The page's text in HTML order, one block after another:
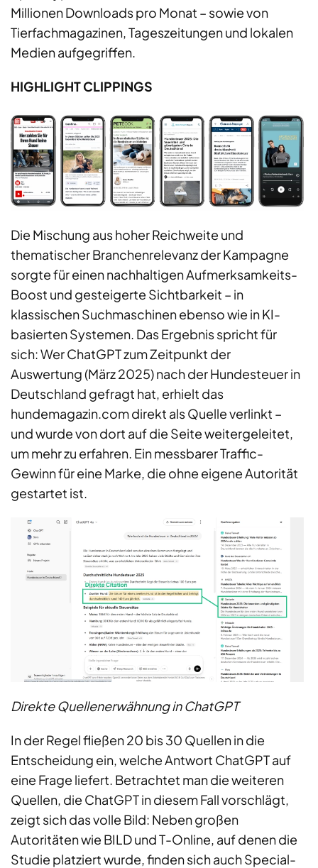
Millionen Downloads pro Monat – sowie von
Tierfachmagazinen, Tageszeitungen und lokalen
Medien aufgegriffen.
HIGHLIGHT CLIPPINGS
Die Mischung aus hoher Reichweite und
thematischer Branchenrelevanz der Kampagne
sorgte für einen nachhaltigen Aufmerksamkeits-
Boost und gesteigerte Sichtbarkeit – in
klassischen Suchmaschinen ebenso wie in KI-
basierten Systemen. Das Ergebnis spricht für
sich: Wer ChatGPT zum Zeitpunkt der
Auswertung (März 2025) nach der Hundesteuer in
Deutschland gefragt hat, erhielt das
hundemagazin.com direkt als Quelle verlinkt –
und wurde von dort auf die Seite weitergeleitet,
um mehr zu erfahren. Ein messbarer Traffic-
Gewinn für eine Marke, die ohne eigene Autorität
gestartet ist.
Direkte Quellenerwähnung in ChatGPT
In der Regel fließen 20 bis 30 Quellen in die
Entscheidung ein, welche Antwort ChatGPT auf
eine Frage liefert. Betrachtet man die weiteren
Quellen, die ChatGPT in diesem Fall vorschlägt,
zeigt sich das volle Bild: Neben großen
Autoritäten wie BILD und T-Online, auf denen die
Studie platziert wurde, finden sich auch Special-